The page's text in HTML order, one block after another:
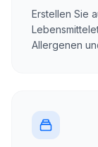
Erstellen Sie
Allergenen